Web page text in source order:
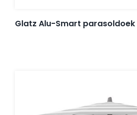
Glatz Alu-Smart